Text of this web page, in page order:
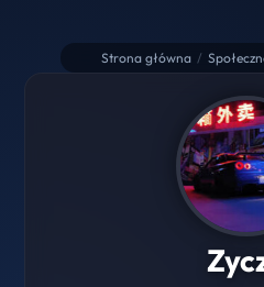
Strona główna /